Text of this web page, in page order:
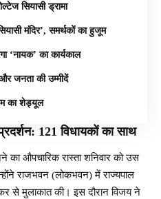
सियासी ड्रामा
मंदिर’, समर्थकों का हुजूम
‘नायक’ का कार्यकाल
जनता की उम्मीदें
का शेड्यूल
121 विधायकों का साथ
का औपचारिक रास्ता शनिवार को उस
राजभवन (लोकभवन) में राज्यपाल
से मुलाकात की। इस दौरान विजय ने